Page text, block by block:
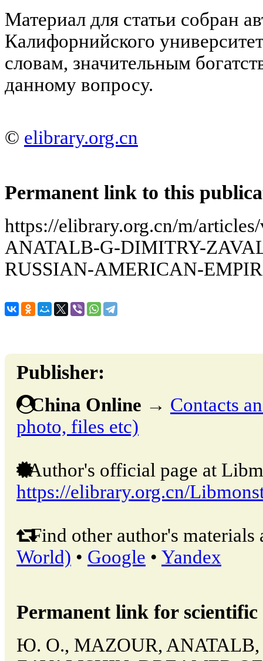
Материал для статьи собран
Калифорнийского
словам, значительным
данному вопросу.
© elibrary.org.cn
Permanent link to this
https://elibrary.org.cn/m/
ANATALB-G-DIMITRY-
RUSSIAN-AMERICAN-
Publisher:
China Online → Contacts
photo, files etc)
Author's official page at
https://elibrary.org.cn/
Find other author's materials
World) • Google • Yandex
Permanent link for
Ю. О., MAZOUR,